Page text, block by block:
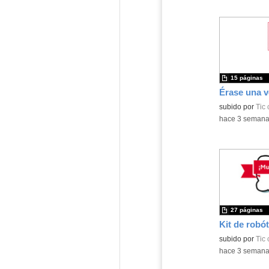
subido por Tic
15 páginas
-hace 3
Kit de
Contenido
subido por Tic
27 páginas
-hace 3